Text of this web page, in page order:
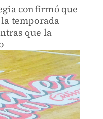
confirmó que
temporada
que la